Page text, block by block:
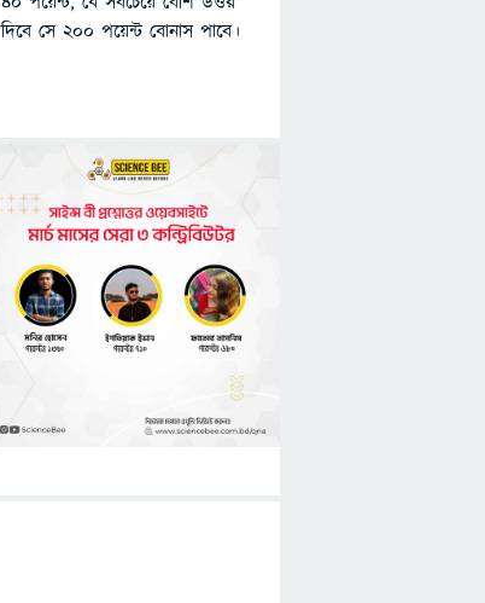
দিবে সে ২০০ পয়েন্ট বোনাস পাবে।